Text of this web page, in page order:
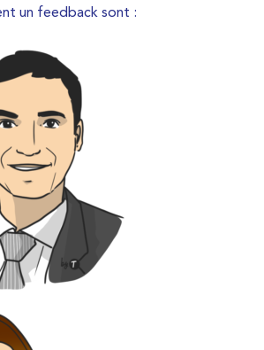
un feedback sont :